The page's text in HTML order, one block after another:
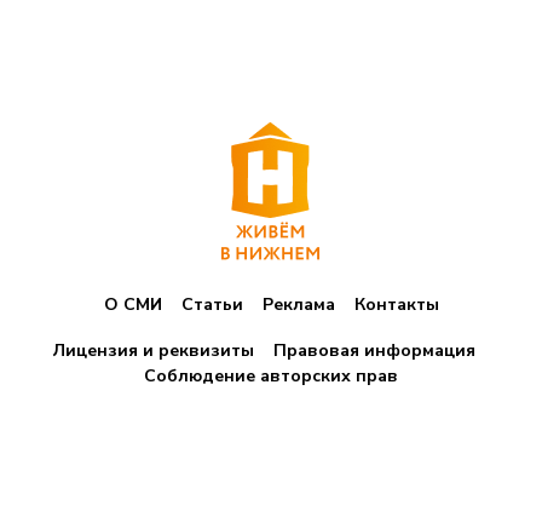
О СМИ Статьи Реклама
Контакты
Лицензия и реквизиты
Правовая информация
Соблюдение авторских прав